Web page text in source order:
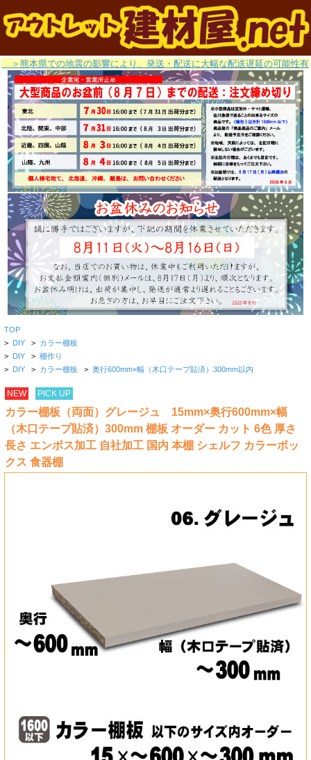
＞熊本県での地震の影響により、発送・配送に大幅な配送遅延の可能性有
TOP
> DIY > カラー棚板
> DIY > 棚作り
> DIY > カラー棚板 > 奥行600mm×幅（木口テープ貼済）300mm以内
NEW PICK UP
カラー棚板（両面）グレージュ 15mm×奥行600mm×幅
（木口テープ貼済）300mm 棚板 オーダー カット 6色 厚さ
長さ エンボス加工 自社加工 国内 本棚 シェルフ カラーボッ
クス 食器棚